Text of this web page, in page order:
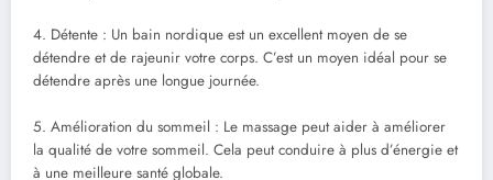
4. Détente : Un bain nordique est un excellent moyen de se
détendre et de rajeunir votre corps. C’est un moyen idéal pour se
détendre après une longue journée.
5. Amélioration du sommeil : Le massage peut aider à améliorer
la qualité de votre sommeil. Cela peut conduire à plus d’énergie et
à une meilleure santé globale.